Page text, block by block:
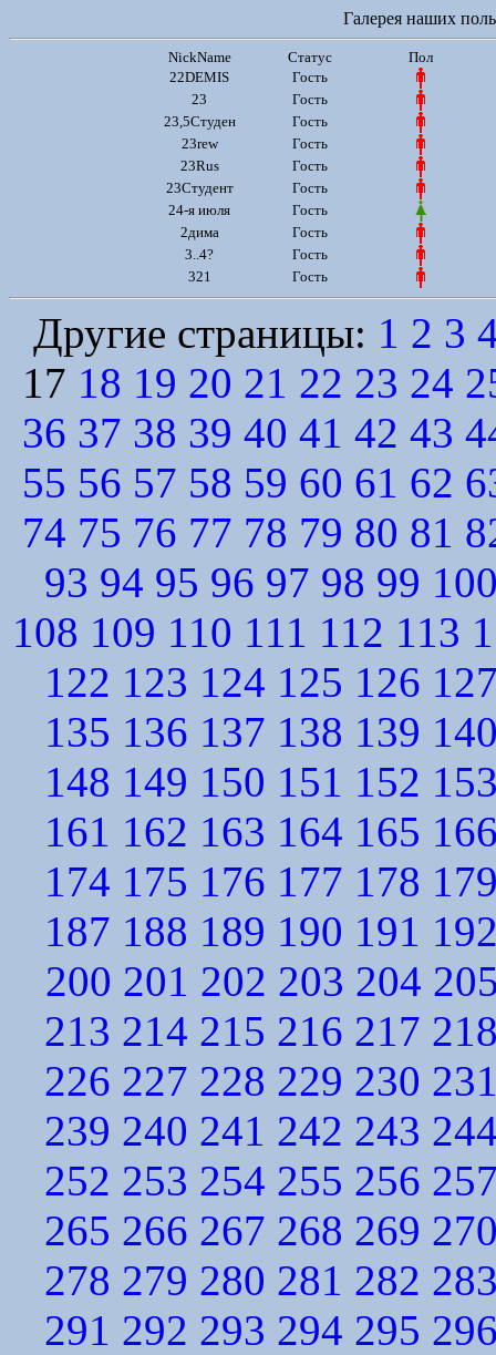
Галерея наших
NickName Статус
Пол
22DEMIS
Гость
23
Гость
23,5Студен
Гость
23rew
Гость
23Rus
Гость
23Студент
Гость
24-я июля
Гость
2дима
Гость
3..4?
Гость
321
Гость
Другие страницы: 1 2 3
17 18 19 20 21 22 23 24
36 37 38 39 40 41 42 43
55 56 57 58 59 60 61 62
74 75 76 77 78 79 80 81
93 94 95 96 97 98 99
108 109 110 111 112 113
122 123 124 125 126
135 136 137 138 139
148 149 150 151 152
161 162 163 164 165
174 175 176 177 178
187 188 189 190 191
200 201 202 203 204
213 214 215 216 217
226 227 228 229 230
239 240 241 242 243
252 253 254 255 256
265 266 267 268 269
278 279 280 281 282
291 292 293 294 295